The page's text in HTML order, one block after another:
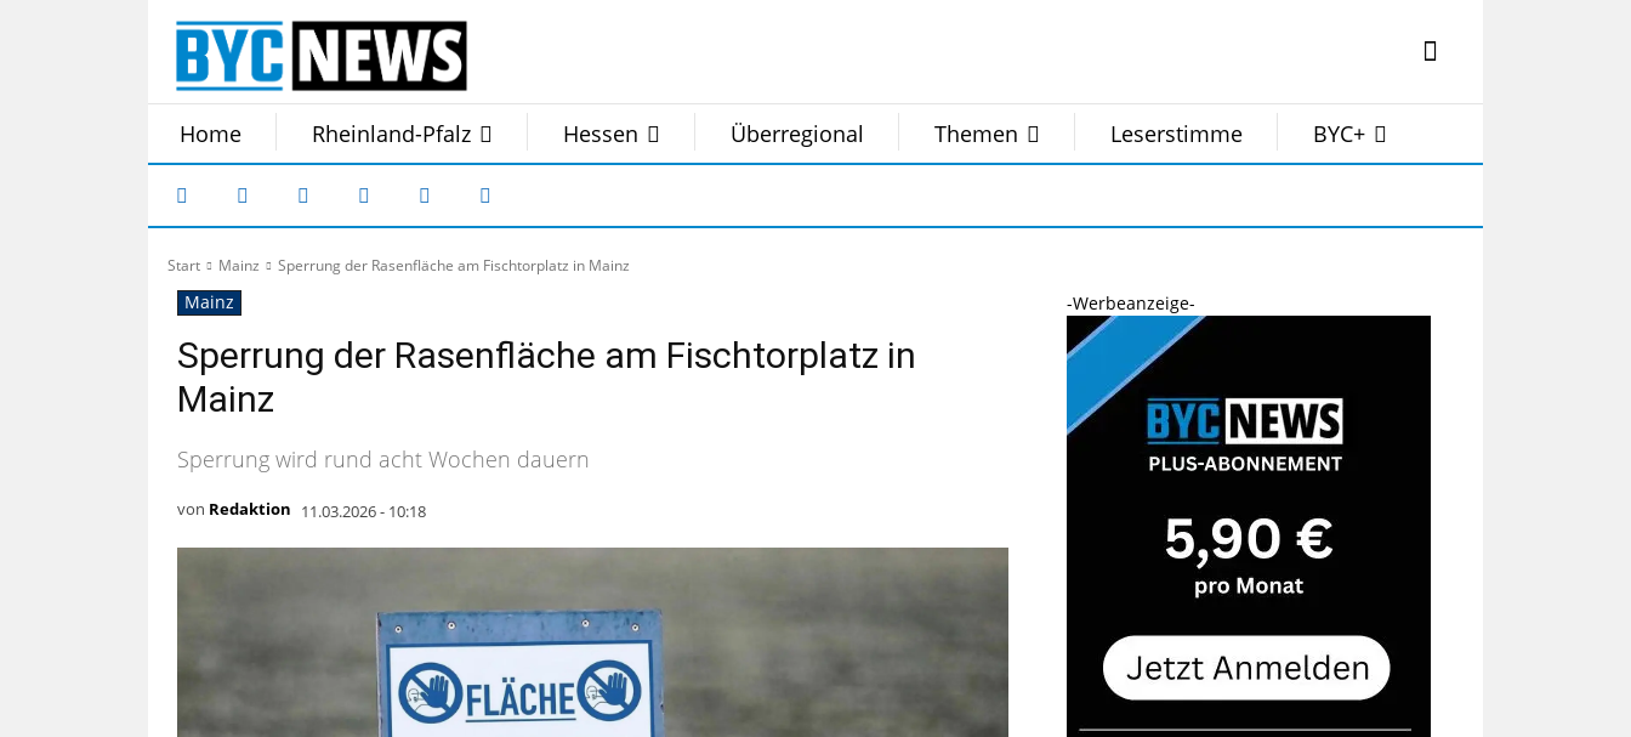
Home Rheinland-Pfalz Hessen Überregional Themen Leserstimme BYC+
Start Mainz Sperrung der Rasenfläche am Fischtorplatz in Mainz
Mainz
Sperrung der Rasenfläche am Fischtorplatz in
Mainz
Sperrung wird rund acht Wochen dauern
von Redaktion 11.03.2026 - 10:18
-Werbeanzeige-